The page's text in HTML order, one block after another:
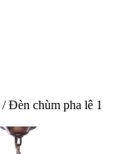
/Đèn chùm pha lê 1